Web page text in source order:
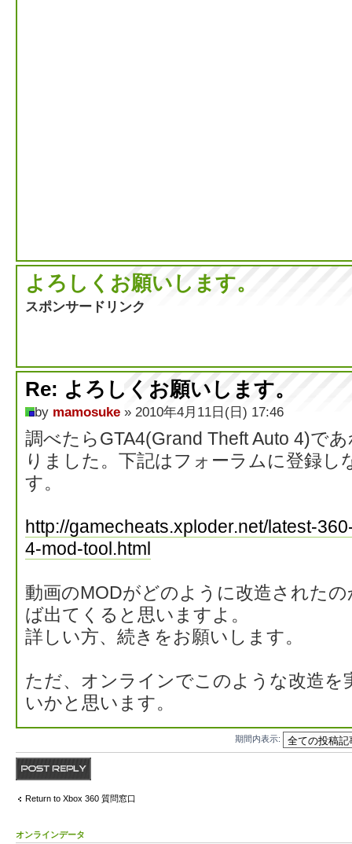
よろしくお願いします。
スポンサードリンク
Re: よろしくお願いします。
by mamosuke » 2010年4月11日(日) 17:46
調べたらGTA4(Grand Theft Auto 4)で
りました。下記はフォーラムに登録
す。
http://gamecheats.xploder.net/latest-
4-mod-tool.html
動画のMODがどのように改造された
ば出てくると思いますよ。
詳しい方、続きをお願いします。
ただ、オンラインでこのような改造を
いかと思います。
期間内表示:
Return to Xbox 360 質問窓口
オンラインデータ